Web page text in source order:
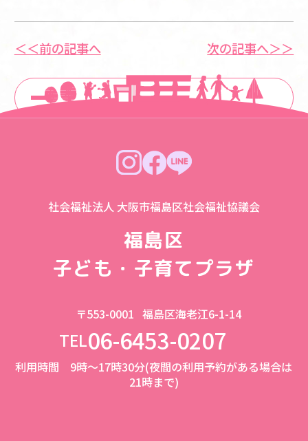
＜＜前の記事へ
一覧に戻る
次の記事へ＞＞
社会福祉法人 大阪市福島区社会福祉協議会
福島区
子ども・子育てプラザ
〒553-0001 福島区海老江6-1-14
TEL06-6453-0207
利用時間 9時～17時30分(夜間の利用予約がある場合は
21時まで)